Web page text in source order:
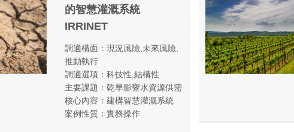
的智慧灌溉系統
IRRINET
調適構面：現況風險,未來風險,
推動執行
調適選項：科技性,結構性
主要課題：乾旱影響水資源供需
核心內容：建構智慧灌溉系統
案例性質：實務操作